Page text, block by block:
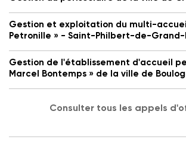
Gestion et exploitation du multi-
Petronille » - Saint-Philbert-de-Grand-
Gestion de l'établissement d'accueil
Marcel Bontemps » de la ville de
Consulter tous les appels